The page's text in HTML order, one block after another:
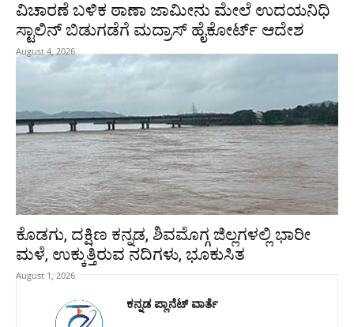
ವಿಚಾರಣೆ ಬಳಿಕ ಠಾಣಾ ಜಾಮೀನು ಮೇಲೆ ಉದಯನಿಧಿ
ಸ್ಟಾಲಿನ್‌ ಬಿಡುಗಡೆಗೆ ಮದ್ರಾಸ್‌ ಹೈಕೋರ್ಟ್‌ ಆದೇಶ
August 4, 2026
ಕೊಡಗು, ದಕ್ಷಿಣ ಕನ್ನಡ, ಶಿವಮೊಗ್ಗ ಜಿಲ್ಲಗಳಲ್ಲಿ ಭಾರೀ
ಮಳೆ, ಉಕ್ಕುತ್ತಿರುವ ನದಿಗಳು, ಭೂಕುಸಿತ
August 1, 2026
ಕನ್ನಡ ಪ್ಲಾನೆಟ್ ವಾರ್ತೆ